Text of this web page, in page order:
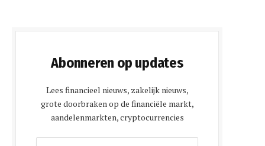
Abonneren op updates
Lees financieel nieuws, zakelijk nieuws,
grote doorbraken op de financiële markt,
aandelenmarkten, cryptocurrencies